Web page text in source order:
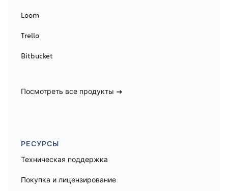
Loom
Trello
Bitbucket
Посмотреть все продукты
РЕСУРСЫ
Техническая поддержка
Покупка и лицензирование